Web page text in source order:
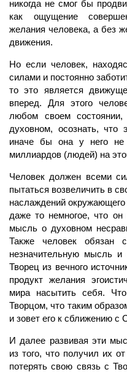
никогда не смог бы
как ощущение
желания человека, а без
движения.
Но если человек,
силами и постоянно
то это является
вперед. Для этого
любом своем
духовном, осознать,
иначе бы она у него не
миллиардов (людей) на
Человек должен всеми
пытаться возвеличить в
наслаждений
даже то немногое, что
мысль о духовном
Также человек обязан
незначительную мысль
Творец из вечного
продукт желания
мира насытить себя.
Творцом, что таким
и зовет его к сближению с
И далее развивая эти
из того, что получил их
потерять свою связь с